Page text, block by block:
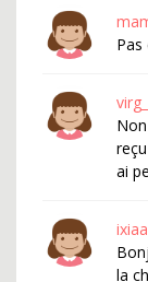
ai
ixiaa
la